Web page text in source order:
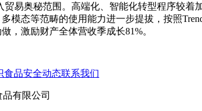
贸易奥秘范围。高端化、智能化转型程序较着
模态等范畴的使用能力进一步提拔，按照
，激励财产全体营收季成长81%。
食品安全动态联系我们
有限公司